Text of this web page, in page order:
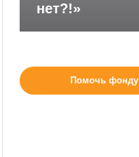
нет?!»
Помочь фонду